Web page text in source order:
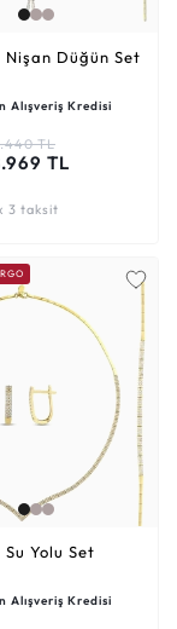
Nişan Düğün Set
Alışveriş Kredisi
TL
TL
3 taksit
Su Yolu Set
Alışveriş Kredisi